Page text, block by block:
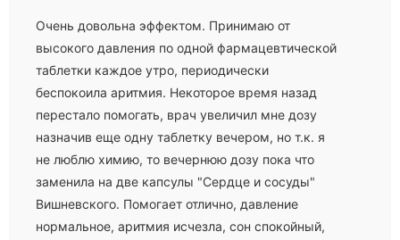
Очень довольна эффектом. Принимаю от
высокого давления по одной фармацевтической
таблетки каждое утро, периодически
беспокоила аритмия. Некоторое время назад
перестало помогать, врач увеличил мне дозу
назначив еще одну таблетку вечером, но т.к. я
не люблю химию, то вечернюю дозу пока что
заменила на две капсулы "Сердце и сосуды"
Вишневского. Помогает отлично, давление
нормальное, аритмия исчезла, сон спокойный,